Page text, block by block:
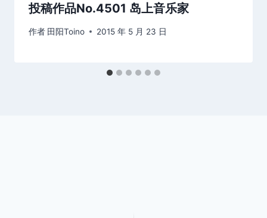
投稿作品No.4501 岛上音乐家
作者 田阳Toino 2015 年 5 月 23 日